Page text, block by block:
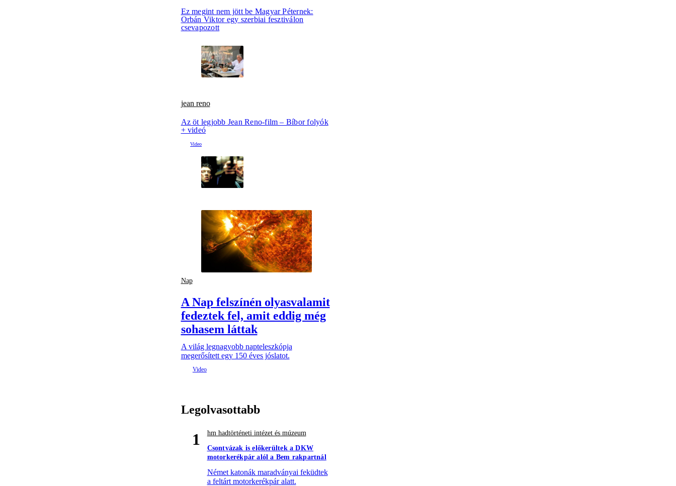
Ez megint nem jött be Magyar Péternek:
Orbán Viktor egy szerbiai fesztiválon
csevapozott
jean reno
Az öt legjobb Jean Reno-film – Bíbor folyók
+ videó
Nap
A Nap felszínén olyasvalamit
fedeztek fel, amit eddig még
sohasem láttak
A világ legnagyobb napteleszkópja
megerősített egy 150 éves jóslatot.
Legolvasottabb
1
hm hadtörténeti intézet és múzeum
Csontvázak is előkerültek a DKW
motorkerékpár alól a Bem rakpartnál
Német katonák maradványai feküdtek
a feltárt motorkerékpár alatt.